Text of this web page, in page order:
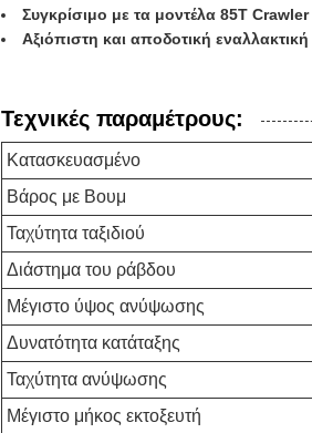
Συγκρίσιμο με τα μοντέλα 85T
Αξιόπιστη και αποδοτική
Τεχνικές παραμέτρους:
Κατασκευασμένο
Βάρος με Βουμ
Ταχύτητα ταξιδιού
Διάστημα του ράβδου
Μέγιστο ύψος ανύψωσης
Δυνατότητα κατάταξης
Ταχύτητα ανύψωσης
Μέγιστο μήκος εκτοξευτή